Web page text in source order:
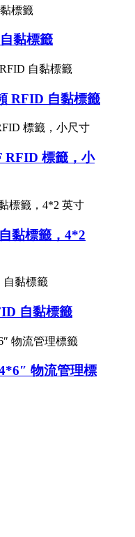
黏標籤
RFID 自黏標籤
RFID 標籤，小
黏標籤，4*2
自黏標籤
物流管理標